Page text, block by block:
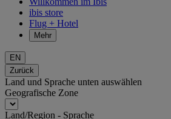
ibis store
Flug + Hotel
Mehr
EN
Zurück
Land und Sprache unten auswählen
Geografische Zone
Land/Region - Sprache